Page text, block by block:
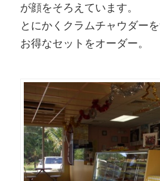
が顔をそろえています。
とにかくクラムチャウダー
お得なセットをオーダー。